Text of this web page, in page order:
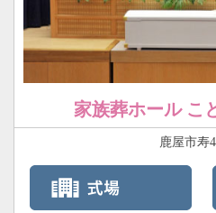
家族葬ホール こ
鹿屋市寿